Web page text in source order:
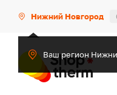
Нижний Новгород
Ваш регион